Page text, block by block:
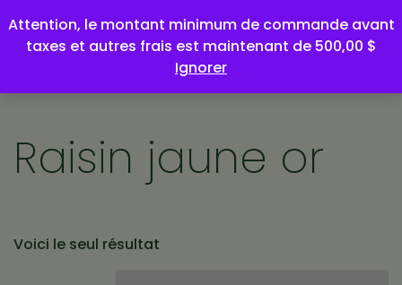
Raisin jaune or
Voici le seul résultat
Attention, le montant minimum de commande avant
taxes et autres frais est maintenant de 500,00 $
Ignorer